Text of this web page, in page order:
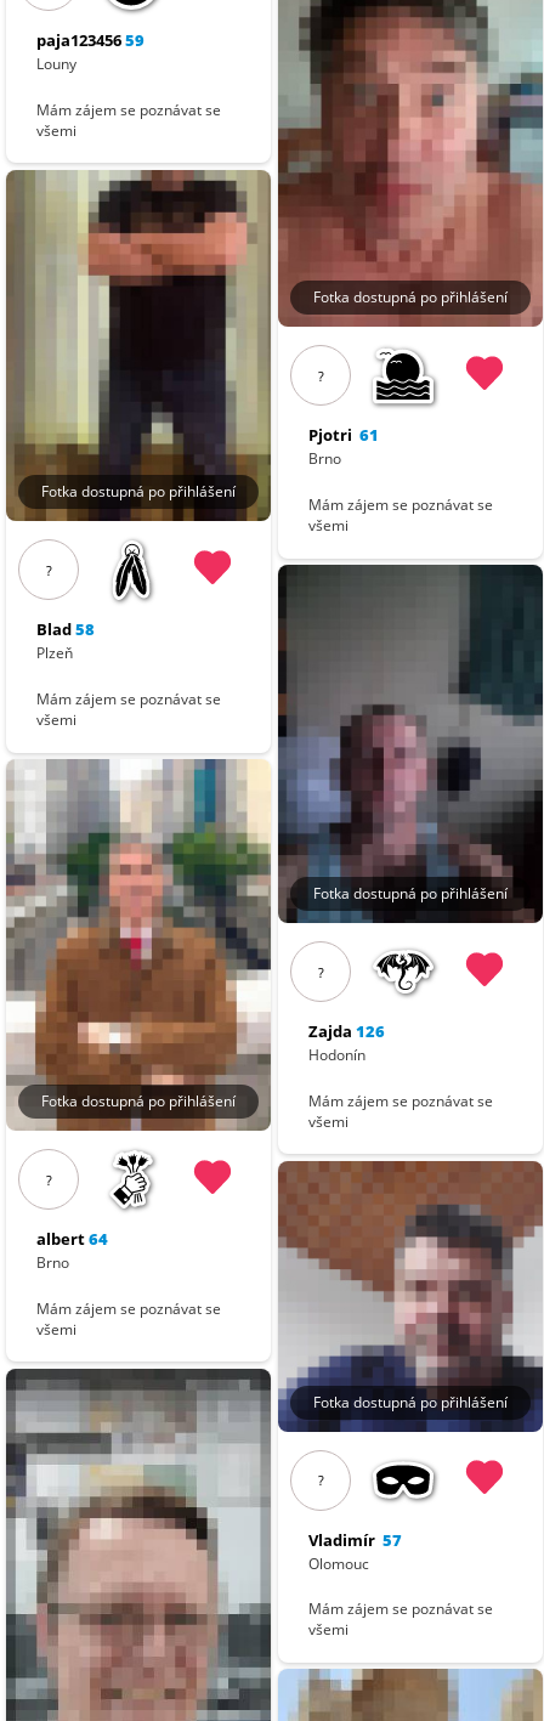
paja12345659
Louny
Mám zájem se poznávat se
všemi
Fotka dostupná po přihlášení
?
Blad58
Plzeň
Mám zájem se poznávat se
všemi
Fotka dostupná po přihlášení
?
albert64
Brno
Mám zájem se poznávat se
všemi
Fotka dostupná po přihlášení
?
Pjotri 61
Brno
Mám zájem se poznávat se
všemi
Fotka dostupná po přihlášení
?
Zajda 126
Hodonín
Mám zájem se poznávat se
všemi
Fotka dostupná po přihlášení
?
Vladimír 57
Olomouc
Mám zájem se poznávat se
všemi